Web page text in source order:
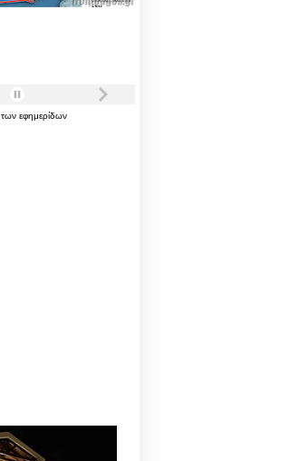
των εφημερίδων